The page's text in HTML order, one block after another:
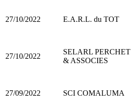
27/10/2022 E.A.R.L. du TOT
27/10/2022
SELARL PERCHET
& ASSOCIES
27/09/2022 SCI COMALUMA